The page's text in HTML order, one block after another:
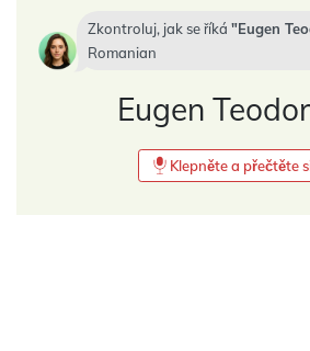
Zkontroluj, jak se říká Eugen
Romanian
Eugen
Klepněte a přečtěte